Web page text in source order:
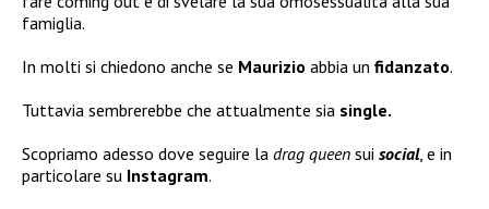
famiglia.
In molti si chiedono anche se Maurizio abbia un fidanzato.
Tuttavia sembrerebbe che attualmente sia single.
Scopriamo adesso dove seguire la drag queen sui social, e in
particolare su Instagram.